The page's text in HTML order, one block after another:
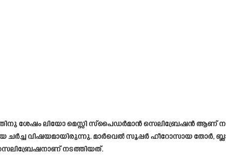
ശേഷം ലിയോ മെസ്സി സ്‌പൈഡർമാൻ സെലിബ്രേഷൻ ആണ്
വിഷയമായിരുന്നു. മാർവെൽ സൂപ്പർ ഹീറോസായ തോർ,
നടത്തിയത്.